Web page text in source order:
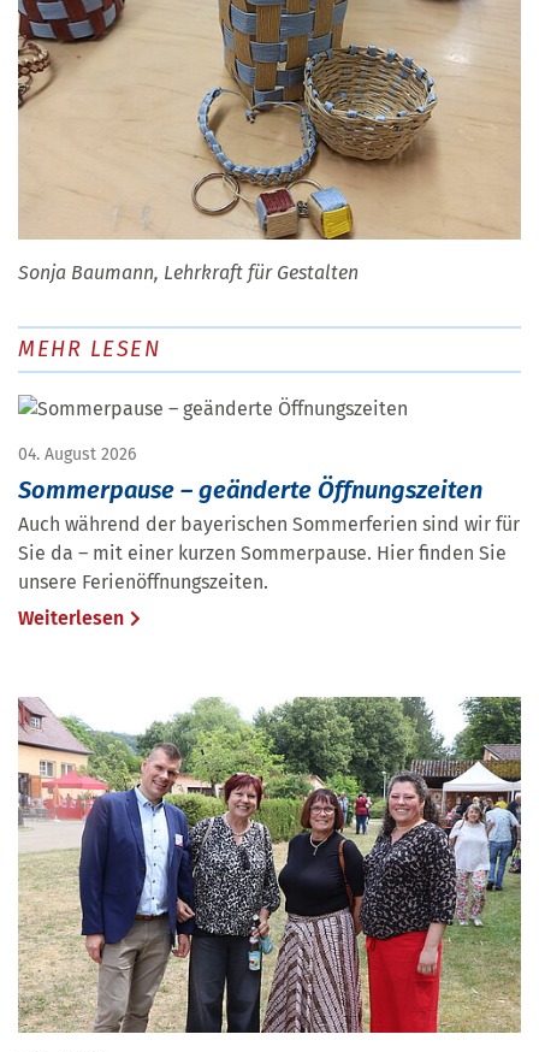
Sonja Baumann, Lehrkraft für Gestalten
MEHR LESEN
04. August 2026
Sommerpause – geänderte Öffnungszeiten
Auch während der bayerischen Sommerferien sind wir für
Sie da – mit einer kurzen Sommerpause. Hier finden Sie
unsere Ferienöffnungszeiten.
Weiterlesen